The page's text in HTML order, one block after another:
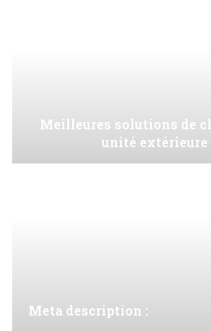
Meilleures solutions de
unité extérieure
Meta description :